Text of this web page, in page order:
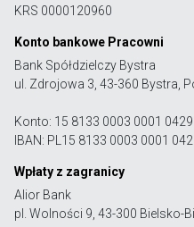
KRS 0000120960
Konto bankowe Pracowni
Bank Spółdzielczy Bystra
ul. Zdrojowa 3, 43-360 Bystra,
Konto: 15 8133 0003 0001 0429
IBAN: PL15 8133 0003 0001
Wpłaty z zagranicy
Alior Bank
pl. Wolności 9, 43-300 Bielsko-